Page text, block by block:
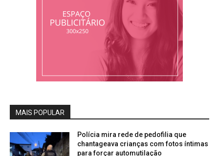
MAIS POPULAR
Polícia mira rede de pedofilia que
chantageava crianças com fotos íntimas
para forçar automutilação